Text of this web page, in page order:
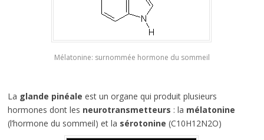
Mélatonine: surnommée hormone du sommeil
La glande pinéale est un organe qui produit plusieurs
hormones dont les neurotransmetteurs : la mélatonine
(l’hormone du sommeil) et la sérotonine (C10H12N2O)